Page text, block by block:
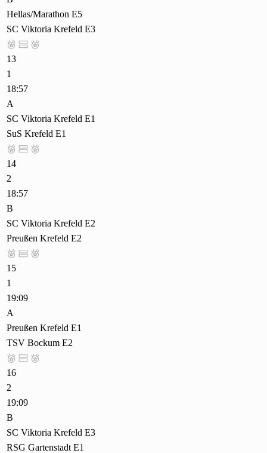
Hellas/Marathon E5
SC Viktoria Krefeld E3
  
13
1
18:57
A
SC Viktoria Krefeld E1
SuS Krefeld E1
  
14
2
18:57
B
SC Viktoria Krefeld E2
Preußen Krefeld E2
  
15
1
19:09
A
Preußen Krefeld E1
TSV Bockum E2
  
16
2
19:09
B
SC Viktoria Krefeld E3
RSG Gartenstadt E1